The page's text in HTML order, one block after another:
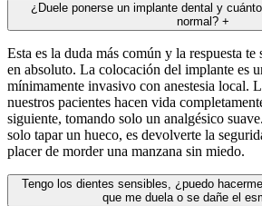
¿Duele ponerse un implante dental y
normal? +
Esta es la duda más común y la respuesta
en absoluto. La colocación del implante es
mínimamente invasivo con anestesia local.
nuestros pacientes hacen vida
siguiente, tomando solo un analgésico
solo tapar un hueco, es devolverte la
placer de morder una manzana sin miedo.
Tengo los dientes sensibles, ¿puedo
que me duela o se dañe el